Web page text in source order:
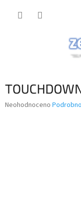
Průměrné
Neohodnoceno